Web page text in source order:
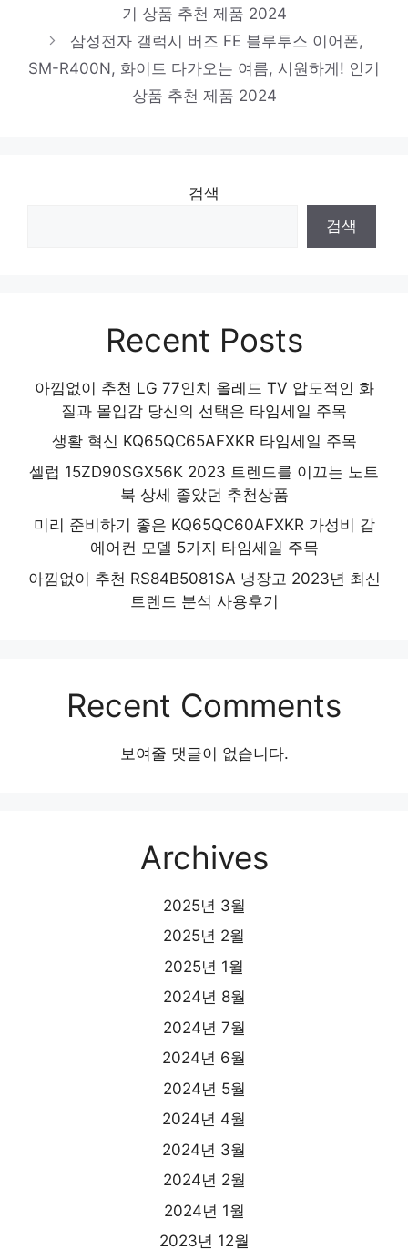
Apple 정품 애플펜슬 2세대, 1개
당신만의 특별한 아이템! 인기 상품 추천 제
품 2024
브리츠 골전도 블루투스 이어폰, BE-BONE7,
기 상품 추천 제품 2024
삼성전자 갤럭시 버즈 FE 블루투스 이어폰,
SM-R400N, 화이트 다가오는 여름, 시원하게! 인기
상품 추천 제품 2024
검색
검색
Recent Posts
아낌없이 추천 LG 77인치 올레드 TV 압도적인 화
질과 몰입감 당신의 선택은 타임세일 주목
생활 혁신 KQ65QC65AFXKR 타임세일 주목
셀럽 15ZD90SGX56K 2023 트렌드를 이끄는 노트
북 상세 좋았던 추천상품
미리 준비하기 좋은 KQ65QC60AFXKR 가성비 갑
에어컨 모델 5가지 타임세일 주목
아낌없이 추천 RS84B5081SA 냉장고 2023년 최신
트렌드 분석 사용후기
Recent Comments
보여줄 댓글이 없습니다.
Archives
2025년 3월
2025년 2월
2025년 1월
2024년 8월
2024년 7월
2024년 6월
2024년 5월
2024년 4월
2024년 3월
2024년 2월
2024년 1월
2023년 12월